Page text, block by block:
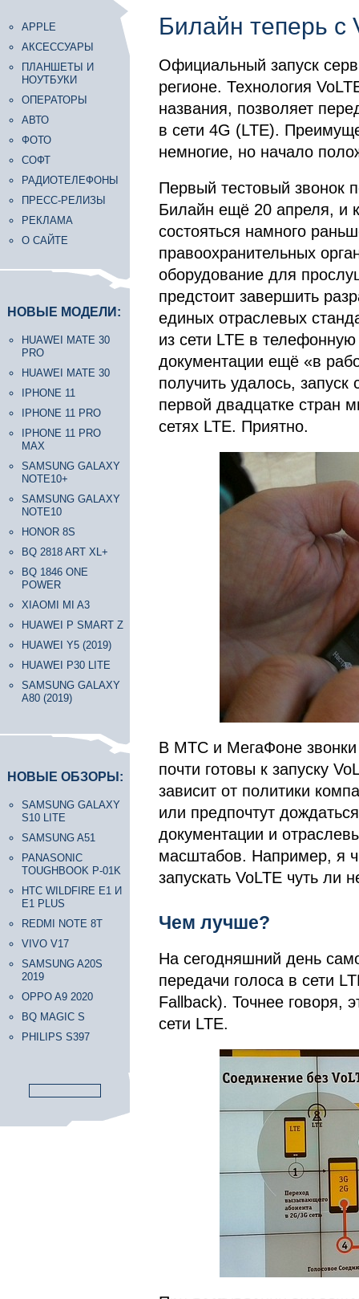
APPLE
АКСЕССУАРЫ
ПЛАНШЕТЫ И
НОУТБУКИ
ОПЕРАТОРЫ
АВТО
ФОТО
СОФТ
РАДИОТЕЛЕФОНЫ
ПРЕСС-РЕЛИЗЫ
РЕКЛАМА
О САЙТЕ
НОВЫЕ МОДЕЛИ:
HUAWEI MATE 30
PRO
HUAWEI MATE 30
IPHONE 11
IPHONE 11 PRO
IPHONE 11 PRO
MAX
SAMSUNG GALAXY
NOTE10+
SAMSUNG GALAXY
NOTE10
HONOR 8S
BQ 2818 ART XL+
BQ 1846 ONE
POWER
XIAOMI MI A3
HUAWEI P SMART Z
HUAWEI Y5 (2019)
HUAWEI P30 LITE
SAMSUNG GALAXY
A80 (2019)
НОВЫЕ ОБЗОРЫ:
SAMSUNG GALAXY
S10 LITE
SAMSUNG A51
PANASONIC
TOUGHBOOK P-01K
HTC WILDFIRE E1 И
E1 PLUS
REDMI NOTE 8T
VIVO V17
SAMSUNG A20S
2019
OPPO A9 2020
BQ MAGIC S
PHILIPS S397
Билайн теперь с
Официальный запуск
регионе. Технология
названия, позволяет
в сети 4G (LTE).
немногие, но начало
Первый тестовый звонок
Билайн ещё 20 апреля, и
состояться намного
правоохранительных
оборудование для
предстоит завершить
единых отраслевых
из сети LTE в
документации ещё «в
получить удалось, запуск
первой двадцатке стран
сетях LTE. Приятно.
В МТС и МегаФоне звонки
почти готовы к запуску
зависит от политики
или предпочтут
документации и
масштабов. Например, я
запускать VoLTE чуть ли
Чем лучше?
На сегодняшний день
передачи голоса в сети
Fallback). Точнее говоря,
сети LTE.